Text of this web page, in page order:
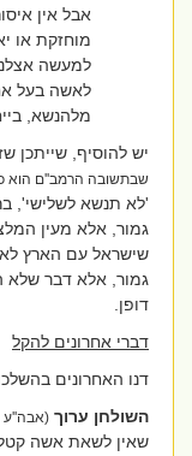
אבל אין
מוחזקת או
למעשה אצלנו
לאשה בעל
מלהנשא,
יש להוסיף, שייתכן
שבתשובה הרמב''ם הוא
'לא תנשא לשלישי',
גמור, אלא מעין
שישראל עם הארץ לא
גמור, אלא דבר שלא
דופן.
דברי אחרונים להקל
דנו האחרונים
השולחן ערוך (אבה''ע ט,
שאין לשאת אשה